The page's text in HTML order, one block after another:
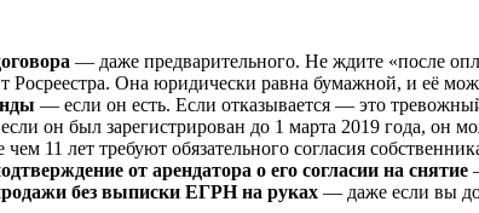
— даже предварительного. Не ждите «после
Росреестра. Она юридически равна бумажной, и её
— если он есть. Если отказывается — это
он был зарегистрирован до 1 марта 2019 года, он
11 лет требуют обязательного согласия
от арендатора о его согласии на снятие
без выписки ЕГРН на руках — даже если вы